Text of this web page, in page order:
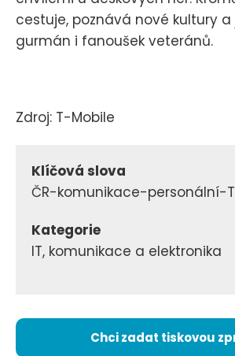
cestuje, poznává nové kultury a
gurmán i fanoušek veteránů.
Zdroj: T-Mobile
Klíčová slova
ČR-komunikace-personální-
Kategorie
IT, komunikace a elektronika
Chci zadat tiskovou